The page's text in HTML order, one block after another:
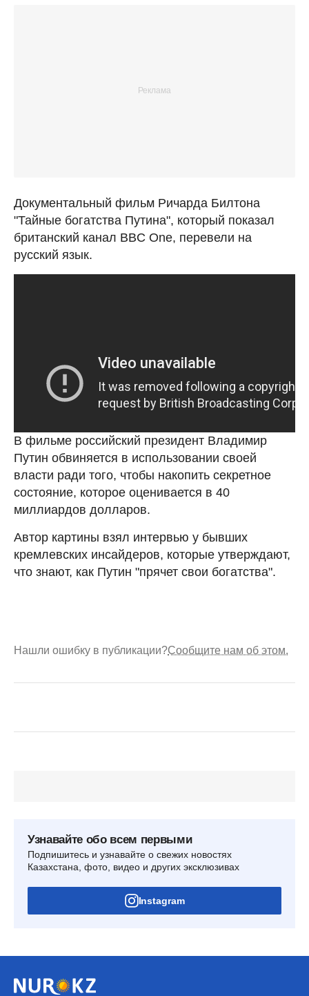
Документальный фильм Ричарда Билтона
"Тайные богатства Путина", который показал
британский канал BBC One, перевели на
русский язык.
В фильме российский президент Владимир
Путин обвиняется в использовании своей
власти ради того, чтобы накопить секретное
состояние, которое оценивается в 40
миллиардов долларов.
Автор картины взял интервью у бывших
кремлевских инсайдеров, которые утверждают,
что знают, как Путин "прячет свои богатства".
Нашли ошибку в публикации?Сообщите нам об этом.
Узнавайте обо всем первыми
Подпишитесь и узнавайте о свежих новостях
Казахстана, фото, видео и других эксклюзивах
Instagram